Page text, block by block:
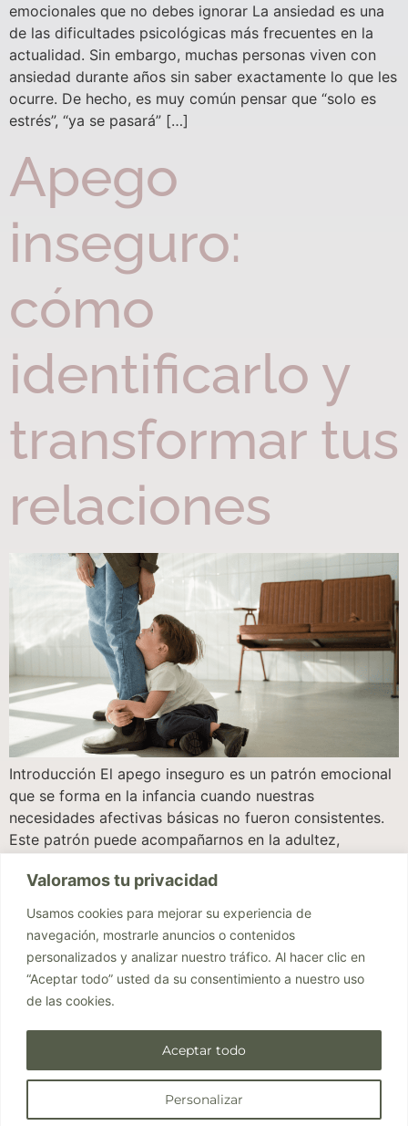
Valoramos tu privacidad
Usamos cookies para mejorar su experiencia de
navegación, mostrarle anuncios o contenidos
personalizados y analizar nuestro tráfico. Al hacer clic en
“Aceptar todo” usted da su consentimiento a nuestro uso
de las cookies.
Personalizar
Aceptar todo
emocionales que no debes ignorar La ansiedad es una
de las dificultades psicológicas más frecuentes en la
actualidad. Sin embargo, muchas personas viven con
ansiedad durante años sin saber exactamente lo que les
ocurre. De hecho, es muy común pensar que “solo es
estrés”, “ya se pasará” […]
Apego
inseguro:
cómo
identificarlo y
transformar tus
relaciones
Introducción El apego inseguro es un patrón emocional
que se forma en la infancia cuando nuestras
necesidades afectivas básicas no fueron consistentes.
Este patrón puede acompañarnos en la adultez,
vínculos familiares. Desde una terapia integradora
basada en trauma y apego, comprendemos que existen
diferentes estilos de apego, pero […]
© 2025 Todos los derechos reservados. Diseñado por Núria Bellver -
Estudio de branding y diseño web